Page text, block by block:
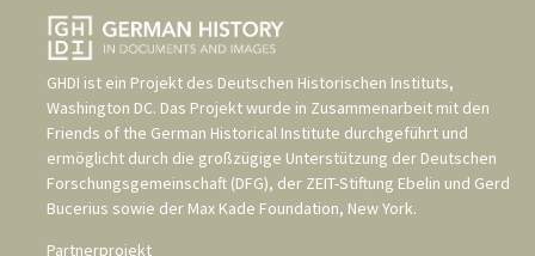
GHDI ist ein Projekt des Deutschen Historischen Instituts,
Washington DC. Das Projekt wurde in Zusammenarbeit mit den
Friends of the German Historical Institute durchgeführt und
ermöglicht durch die großzügige Unterstützung der Deutschen
Forschungsgemeinschaft (DFG), der ZEIT-Stiftung Ebelin und Gerd
Bucerius sowie der Max Kade Foundation, New York.
Partnerprojekt